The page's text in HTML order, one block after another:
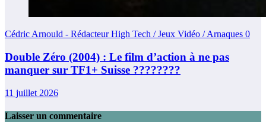
Cédric Arnould - Rédacteur High Tech / Jeux Vidéo / Arnaques 0
Double Zéro (2004) : Le film d’action à ne pas
manquer sur TF1+ Suisse ????????
11 juillet 2026
Laisser un commentaire